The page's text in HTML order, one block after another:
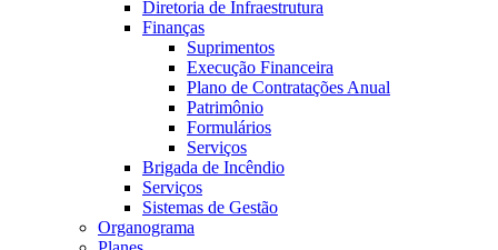
Diretoria de Infraestrutura
Finanças
Suprimentos
Execução Financeira
Plano de Contratações Anual
Patrimônio
Formulários
Serviços
Brigada de Incêndio
Serviços
Sistemas de Gestão
Organograma